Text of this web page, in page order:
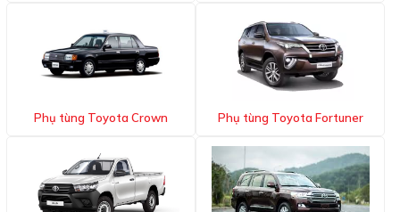
Phụ tùng Toyota Crown Phụ tùng Toyota Fortuner